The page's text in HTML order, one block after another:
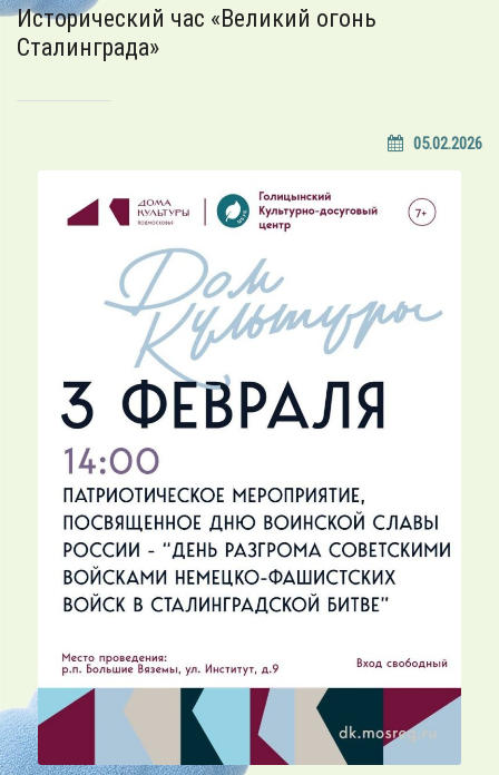
Исторический час «Великий огонь
Сталинграда»
05.02.2026